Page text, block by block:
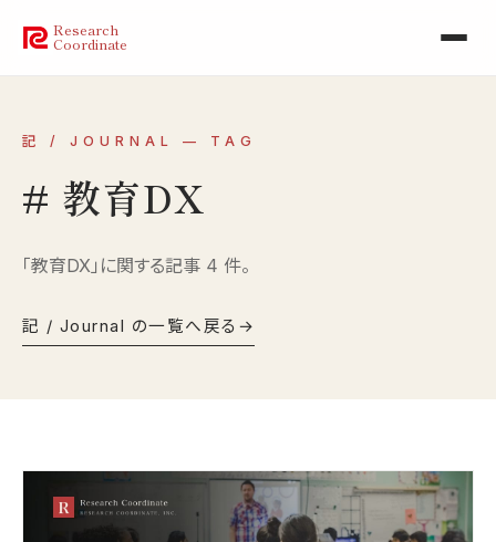
Research
Coordinate
記 / JOURNAL — TAG
# 教育DX
「教育DX」に関する記事 4 件。
記 / Journal の一覧へ戻る